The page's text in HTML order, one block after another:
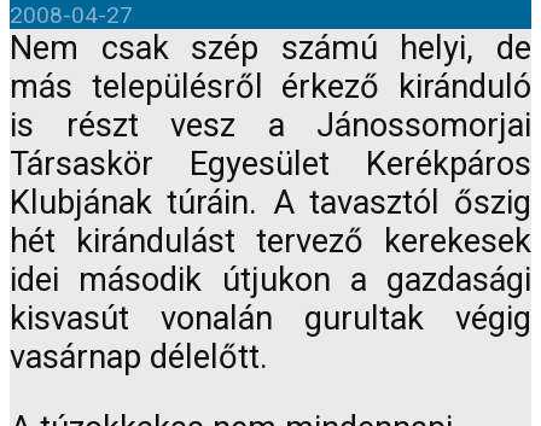
2008-04-27
Nem csak szép számú helyi, de
más településről érkező kiránduló
is részt vesz a Jánossomorjai
Társaskör Egyesület Kerékpáros
Klubjának túráin. A tavasztól őszig
hét kirándulást tervező kerekesek
idei második útjukon a gazdasági
kisvasút vonalán gurultak végig
vasárnap délelőtt.